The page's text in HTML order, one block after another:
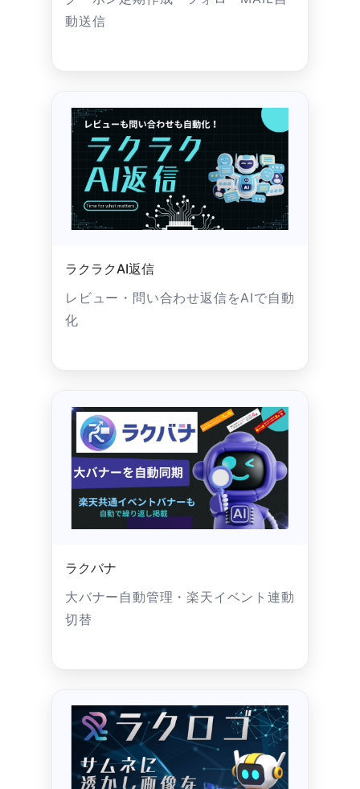
動送信
ラクラクAI返信
レビュー・問い合わせ返信をAIで自動
化
ラクバナ
大バナー自動管理・楽天イベント連動
切替